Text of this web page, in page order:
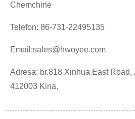
Chemchine
Telefon: 86-731-22495135
Email:sales@hwoyee.com
Adresa: br.818 Xinhua East Road,
412003 Kina.